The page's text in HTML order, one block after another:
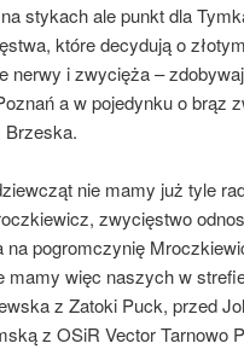
stykach ale punkt dla
które decydują o
nerwy i zwycięża –
a w pojedynku o brąz
Brzeska.
nie mamy już tyle
zwycięstwo
na pogromczynię
mamy więc naszych w
z Zatoki Puck, przed
z OSiR Vector Tarnowo